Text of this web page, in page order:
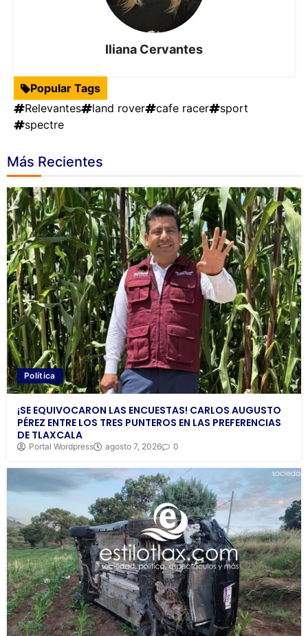
Iliana Cervantes
Popular Tags
Relevantes
land rover cafe racer
sport
spectre
Más Recientes
Política
¡SE EQUIVOCARON LAS ENCUESTAS! CARLOS AUGUSTO
PÉREZ ENTRE LOS TRES PUNTEROS EN LAS PREFERENCIAS
DE TLAXCALA
Portal Wordpress agosto 7, 2026 0